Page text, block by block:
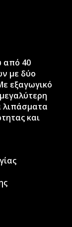
από 40
με δύο
εξαγωγικό
λιπάσματα
και